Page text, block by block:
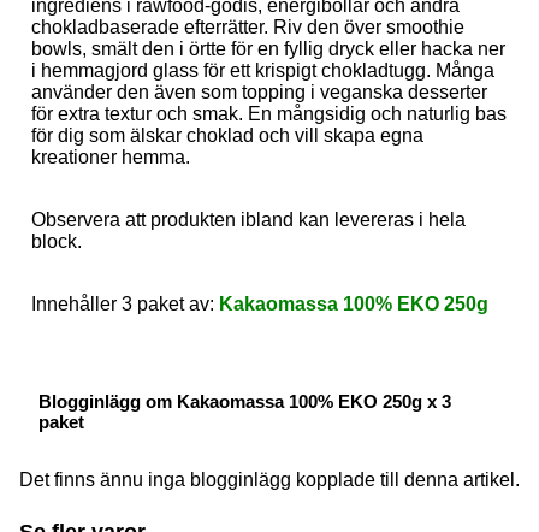
ingrediens i rawfood-godis, energibollar och andra
chokladbaserade efterrätter. Riv den över smoothie
bowls, smält den i örtte för en fyllig dryck eller hacka ner
i hemmagjord glass för ett krispigt chokladtugg. Många
använder den även som topping i veganska desserter
för extra textur och smak. En mångsidig och naturlig bas
för dig som älskar choklad och vill skapa egna
kreationer hemma.
Observera att produkten ibland kan levereras i hela
block.
Innehåller 3 paket av: Kakaomassa 100% EKO 250g
Blogginlägg om Kakaomassa 100% EKO 250g x 3
paket
Det finns ännu inga blogginlägg kopplade till denna artikel.